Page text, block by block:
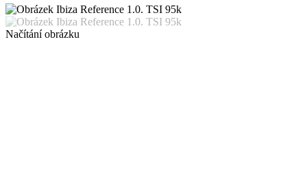
Načítání obrázku